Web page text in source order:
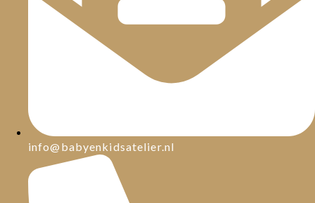
info@babyenkidsatelier.nl